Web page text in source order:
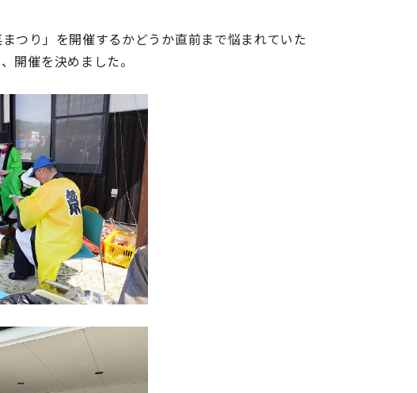
つり」を開催するかどうか直前まで悩まれていた
開催を決めました。